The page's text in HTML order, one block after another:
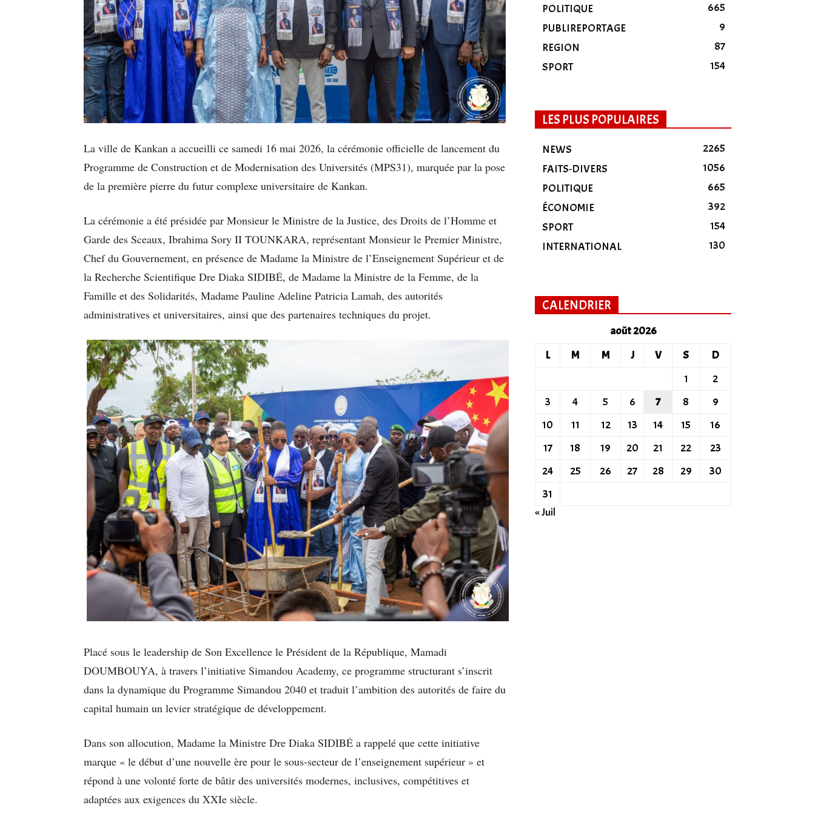
La ville de Kankan a accueilli ce samedi 16 mai 2026, la cérémonie officielle de lancement du
Programme de Construction et de Modernisation des Universités (MPS31), marquée par la pose
de la première pierre du futur complexe universitaire de Kankan.
La cérémonie a été présidée par Monsieur le Ministre de la Justice, des Droits de l’Homme et
Garde des Sceaux, Ibrahima Sory II TOUNKARA, représentant Monsieur le Premier Ministre,
Chef du Gouvernement, en présence de Madame la Ministre de l’Enseignement Supérieur et de
la Recherche Scientifique Dre Diaka SIDIBÉ, de Madame la Ministre de la Femme, de la
Famille et des Solidarités, Madame Pauline Adeline Patricia Lamah, des autorités
administratives et universitaires, ainsi que des partenaires techniques du projet.
Placé sous le leadership de Son Excellence le Président de la République, Mamadi
DOUMBOUYA, à travers l’initiative Simandou Academy, ce programme structurant s’inscrit
dans la dynamique du Programme Simandou 2040 et traduit l’ambition des autorités de faire du
capital humain un levier stratégique de développement.
Dans son allocution, Madame la Ministre Dre Diaka SIDIBÉ a rappelé que cette initiative
marque « le début d’une nouvelle ère pour le sous-secteur de l’enseignement supérieur » et
répond à une volonté forte de bâtir des universités modernes, inclusives, compétitives et
adaptées aux exigences du XXIe siècle.
POLITIQUE
665
PUBLIREPORTAGE
9
REGION
87
SPORT
154
LES PLUS POPULAIRES
NEWS
2265
FAITS-DIVERS
1056
POLITIQUE
665
ÉCONOMIE
392
SPORT
154
INTERNATIONAL
130
CALENDRIER
août 2026
L
M M J V S
D
1
2
3
4 5 6 7 8
9
10
11 12 13 14 15
16
17
18 19 20 21 22
23
24
25 26 27 28 29
30
31
« Juil